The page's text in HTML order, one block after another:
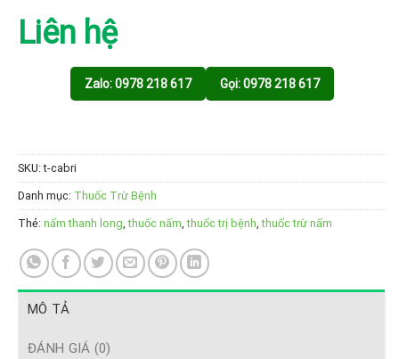
Liên hệ
Zalo: 0978 218 617 Gọi: 0978 218 617
SKU:t-cabri
Danh mục: Thuốc Trừ Bệnh
Thẻ: nấm thanh long ,thuốc nấm ,thuốc trị bệnh ,thuốc trừ nấm
MÔ TẢ
ĐÁNH GIÁ (0)